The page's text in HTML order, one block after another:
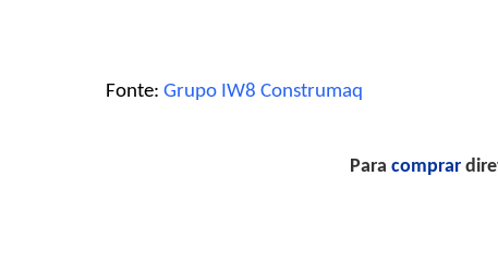
Fonte:Grupo IW8 Construmaq
Para comprar